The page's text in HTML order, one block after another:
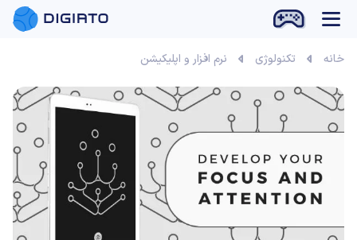
بازی آنلاین
خانه تکنولوژی نرم افزار و اپلیکیشن